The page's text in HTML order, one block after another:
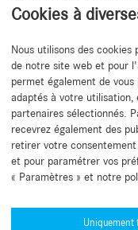
Cookies à
Nous utilisons des
de notre site web et pour
permet également de
adaptés à votre utilisation,
partenaires sélectionnés.
recevrez également des
retirer votre
et pour paramétrer vos
« Paramètres » et notre
Uniquement
Besoin d'aide ?
Mercedes-Benz Global